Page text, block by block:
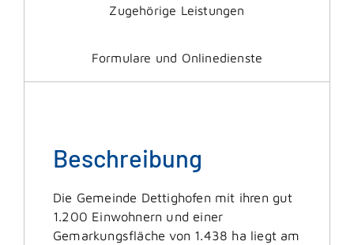
Zugehörige Leistungen
Formulare und Onlinedienste
Beschreibung
Die Gemeinde Dettighofen mit ihren gut
1.200 Einwohnern und einer
Gemarkungsfläche von 1.438 ha liegt am